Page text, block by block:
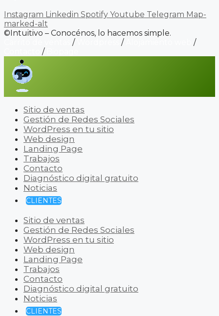
Instagram Linkedin Spotify Youtube Telegram Map-
marked-alt
©Intuitivo – Conocénos, lo hacemos simple.
/ /
/
/
Sitio de ventas
Gestión de Redes Sociales
WordPress en tu sitio
Web design
Landing Page
Trabajos
Contacto
Diagnóstico digital gratuito
Noticias
CLIENTES
Sitio de ventas
Gestión de Redes Sociales
WordPress en tu sitio
Web design
Landing Page
Trabajos
Contacto
Diagnóstico digital gratuito
Noticias
CLIENTES